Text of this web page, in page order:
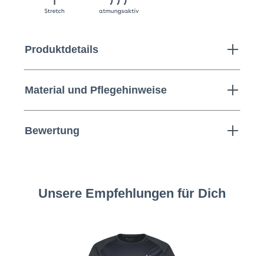
Produktdetails
Material und Pflegehinweise
Bewertung
Unsere Empfehlungen für Dich